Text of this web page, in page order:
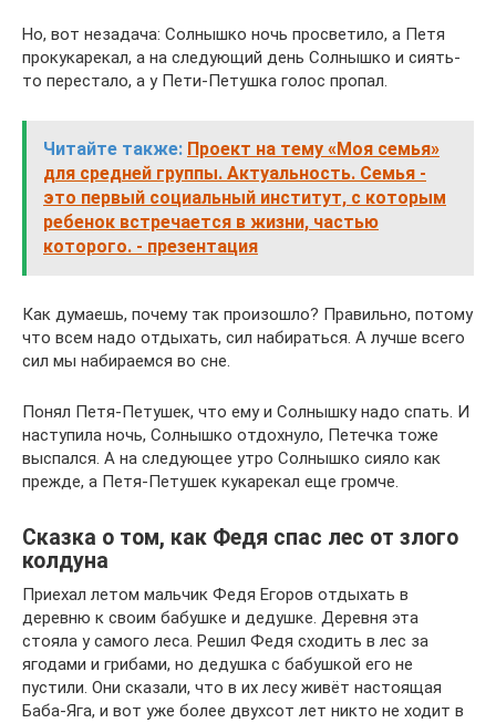
Но, вот незадача: Солнышко ночь просветило, а Петя
прокукарекал, а на следующий день Солнышко и сиять-
то перестало, а у Пети-Петушка голос пропал.
Читайте также: Проект на тему «Моя семья»
для средней группы. Актуальность. Семья -
это первый социальный институт, с которым
ребенок встречается в жизни, частью
которого. - презентация
Как думаешь, почему так произошло? Правильно, потому
что всем надо отдыхать, сил набираться. А лучше всего
сил мы набираемся во сне.
Понял Петя-Петушек, что ему и Солнышку надо спать. И
наступила ночь, Солнышко отдохнуло, Петечка тоже
выспался. А на следующее утро Солнышко сияло как
прежде, а Петя-Петушек кукарекал еще громче.
Сказка о том, как Федя спас лес от злого
колдуна
Приехал летом мальчик Федя Егоров отдыхать в
деревню к своим бабушке и дедушке. Деревня эта
стояла у самого леса. Решил Федя сходить в лес за
ягодами и грибами, но дедушка с бабушкой его не
пустили. Они сказали, что в их лесу живёт настоящая
Баба-Яга, и вот уже более двухсот лет никто не ходит в